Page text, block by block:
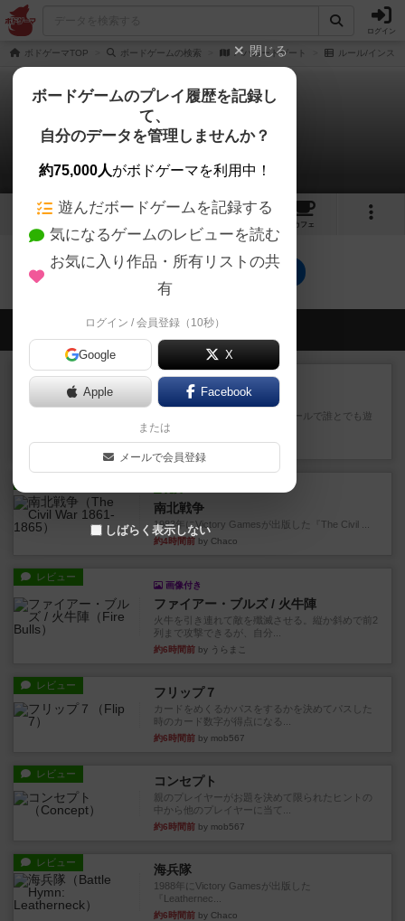
ログイン
ボドゲーマTOP ボードゲームの検索 バハムートゲート ルール/インスト
バハムートゲート
0件のルール/インスト
4 8
カフェ
バハムートゲートのトップに戻る
会員の新しい投稿
レビュー
オバケだぞ～
対人アナログプレイ。簡単なルールで誰とでも遊
べるゲーム。こんなの子ども...
9分前by おーちゃん
南北戦争
1983年にVictory Gamesが出版した『The Civil ...
約4時間前 by Chaco
レビュー
画像付き
ファイアー・ブルズ / 火牛陣
火牛を引き連れて敵を殲滅させる。縦か斜めで前2
列まで攻撃できるが、自分...
約6時間前 by うらまこ
レビュー フリップ７
カードをめくるかパスをするかを決めてパスした
時のカード数字が得点になる...
約6時間前 by mob567
レビュー コンセプト
親のプレイヤーがお題を決めて限られたヒントの
中から他のプレイヤーに当て...
約6時間前 by mob567
レビュー 海兵隊
1988年にVictory Gamesが出版した
『Leathernec...
約6時間前 by Chaco
閉じる
ボードゲームのプレイ履歴を記録し
て、
自分のデータを管理しませんか？
約75,000人がボドゲーマを利用中！
遊んだボードゲームを記録する
気になるゲームのレビューを読む
お気に入り作品・所有リストの共
有
ログイン / 会員登録（10秒）
Google X
Apple Facebook
または
メールで会員登録
しばらく表示しない